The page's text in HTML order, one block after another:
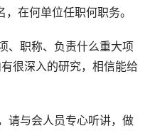
在何单位任职何职务。
、职称、负责什么重大项
很深入的研究，相信能给
请与会人员专心听讲，做